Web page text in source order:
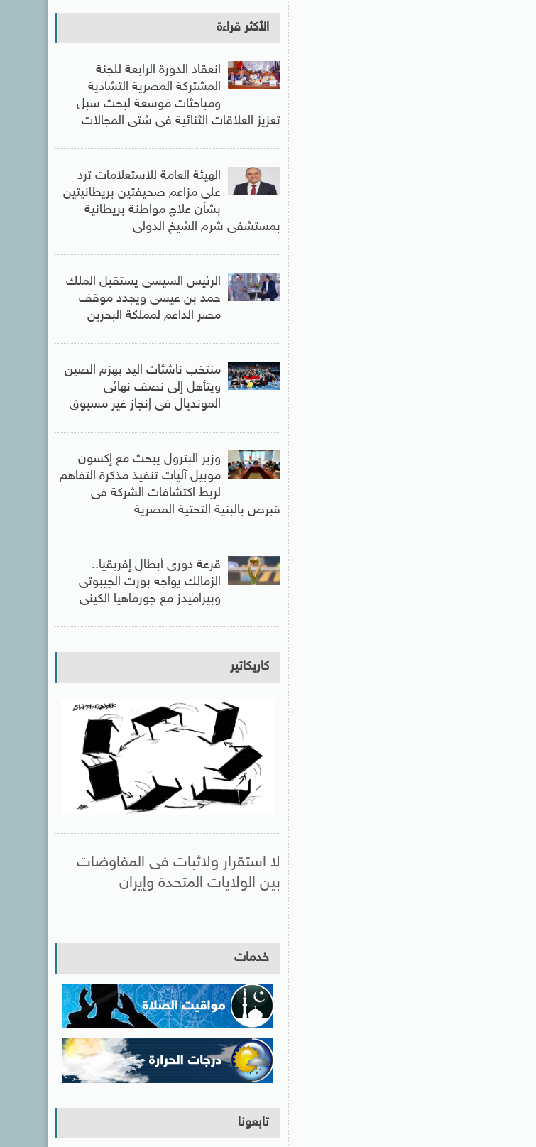
الأكثر قراءة
انعقاد الدورة الرابعة للجنة
المشتركة المصرية التشادية
ومباحثات موسعة لبحث سبل
تعزيز العلاقات الثنائية فى شتى المجالات
الهيئة العامة للاستعلامات ترد
على مزاعم صحيفتين بريطانيتين
بشأن علاج مواطنة بريطانية
بمستشفى شرم الشيخ الدولى
الرئيس السيسى يستقبل الملك
حمد بن عيسى ويجدد موقف
مصر الداعم لمملكة البحرين
منتخب ناشئات اليد يهزم الصين
ويتأهل إلى نصف نهائى
المونديال فى إنجاز غير مسبوق
وزير البترول يبحث مع إكسون
موبيل آليات تنفيذ مذكرة التفاهم
لربط اكتشافات الشركة فى
قبرص بالبنية التحتية المصرية
قرعة دورى أبطال إفريقيا..
الزمالك يواجه بورت الجيبوتى
وبيراميدز مع جورماهيا الكينى
كاريكاتير
لا استقرار ولاثبات فى المفاوضات
بين الولايات المتحدة وإيران
خدمات
تابعونا